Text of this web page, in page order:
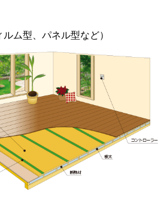
ム型、パネル型など）